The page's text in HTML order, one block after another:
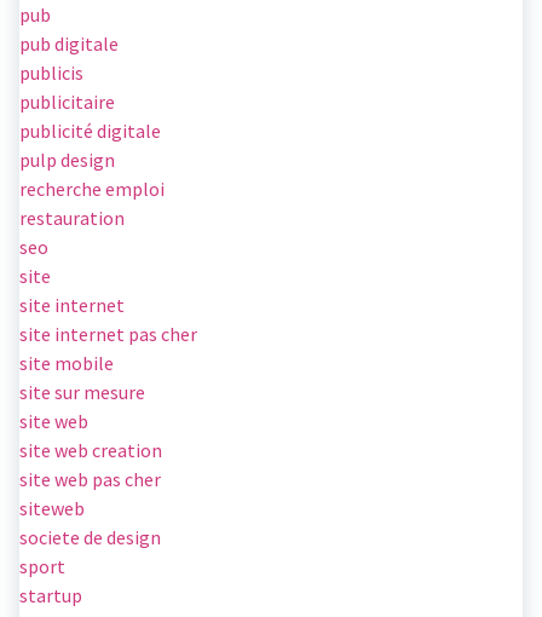
pub
pub digitale
publicis
publicitaire
publicité digitale
pulp design
recherche emploi
restauration
seo
site
site internet
site internet pas cher
site mobile
site sur mesure
site web
site web creation
site web pas cher
siteweb
societe de design
sport
startup